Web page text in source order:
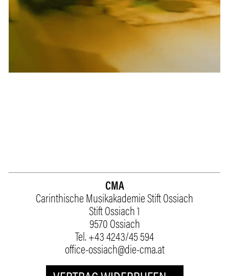
CMA
Carinthische Musikakademie Stift Ossiach
Stift Ossiach 1
9570 Ossiach
Tel.+43 4243/45 594
office-ossiach@die-cma.at